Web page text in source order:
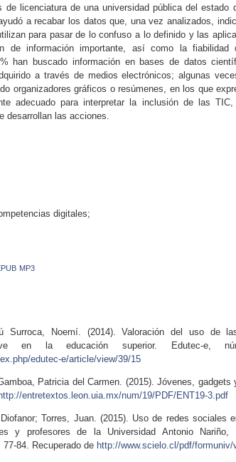
de licenciatura de una universidad pública del
a recabar los datos que, una vez analizados,
para pasar de lo confuso a lo definido y las
de información importante, así como la
han buscado información en bases de datos
a través de medios electrónicos; algunas
organizadores gráficos o resúmenes, en los que
adecuado para interpretar la inclusión de las
desarrollan las acciones.
digitales;
MP3
Surroca, Noemí. (2014). Valoración del uso de
en la educación superior. Edutec-e,
edutec-e/article/view/39/15
Patricia del Carmen. (2015). Jóvenes,
http://entretextos.leon.uia.mx/num/19/PDF/ENT19-3.pdf
Torres, Juan. (2015). Uso de redes sociales
y profesores de la Universidad Antonio Nariño,
84. Recuperado de http://www.scielo.cl/pdf/formuniv/